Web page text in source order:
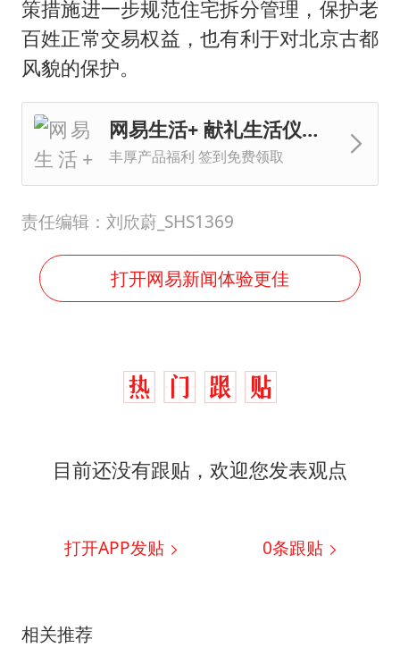
策措施进一步规范住宅拆分管理，保护老
百姓正常交易权益，也有利于对北京古都
风貌的保护。
网易生活+ 献礼生活仪式感
丰厚产品福利 签到免费领取
责任编辑：刘欣蔚_SHS1369
打开网易新闻体验更佳
目前还没有跟贴，欢迎您发表观点
打开APP发贴 0条跟贴
相关推荐